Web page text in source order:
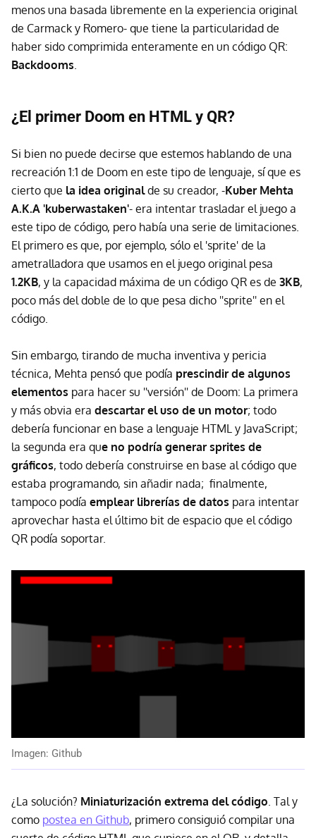
menos una basada libremente en la experiencia original
de Carmack y Romero- que tiene la particularidad de
haber sido comprimida enteramente en un código QR:
Backdooms.
¿El primer Doom en HTML y QR?
Si bien no puede decirse que estemos hablando de una
recreación 1:1 de Doom en este tipo de lenguaje, sí que es
cierto que la idea originalde su creador, -Kuber Mehta
A.K.A 'kuberwastaken'- era intentar trasladar el juego a
este tipo de código, pero había una serie de limitaciones.
El primero es que, por ejemplo, sólo el 'sprite' de la
ametralladora que usamos en el juego original pesa
1.2KB, y la capacidad máxima de un código QR es de 3KB,
poco más del doble de lo que pesa dicho ''sprite'' en el
código.
Sin embargo, tirando de mucha inventiva y pericia
técnica, Mehta pensó que podía prescindir de algunos
elementos para hacer su ''versión'' de Doom: La primera
y más obvia era descartar el uso de un motor; todo
debería funcionar en base a lenguaje HTML y JavaScript;
la segunda era que no podría generar sprites de
gráficos, todo debería construirse en base al código que
estaba programando, sin añadir nada; finalmente,
tampoco podía emplear librerías de datos para intentar
aprovechar hasta el último bit de espacio que el código
QR podía soportar.
Imagen: Github
¿La solución? Miniaturización extrema del código . Tal y
como postea en Github, primero consiguió compilar una